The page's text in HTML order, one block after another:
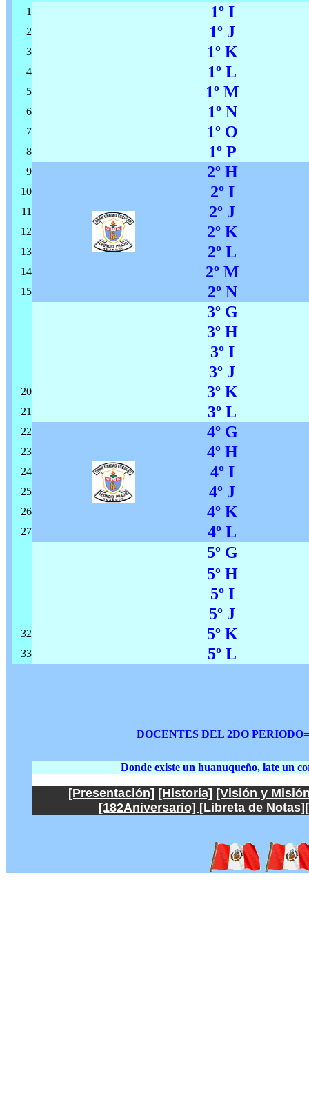
1
1º I
2 1º J
3 1º K
4 1º L
5 1º M
6 1º N
7 1º O
8 1º P
9 2º H
10 2º I
11 2º J
12 2º K
13 2º L
14 2º M
15
2º N
3º G
3º H
3º I
3º J
20 3º K
21 3º L
22 4º G
23 4º H
24 4º I
25 4º J
26 4º K
27
4º L
5º G
5º H
5º I
5º J
32 5º K
33 5º L
DOCENTES DEL 2DO
Donde existe un huanuqueño, late un
[Presentación] [Historía] [Visión y
[182Aniversario] [Libreta de Notas]